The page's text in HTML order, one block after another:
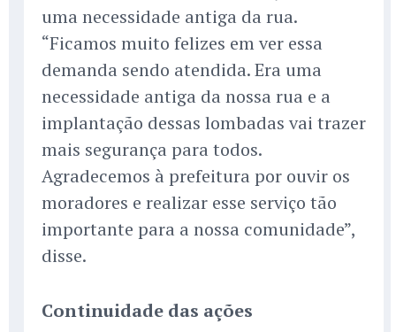
uma necessidade antiga da rua.
“Ficamos muito felizes em ver essa
demanda sendo atendida. Era uma
necessidade antiga da nossa rua e a
implantação dessas lombadas vai trazer
mais segurança para todos.
Agradecemos à prefeitura por ouvir os
moradores e realizar esse serviço tão
importante para a nossa comunidade”,
disse.
Continuidade das ações